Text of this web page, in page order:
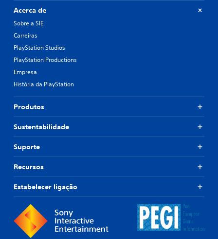
Acerca de
Sobre a SIE
Carreiras
PlayStation Studios
PlayStation Productions
Empresa
História da PlayStation
Produtos
Sustentabilidade
Suporte
Recursos
Estabelecer ligação